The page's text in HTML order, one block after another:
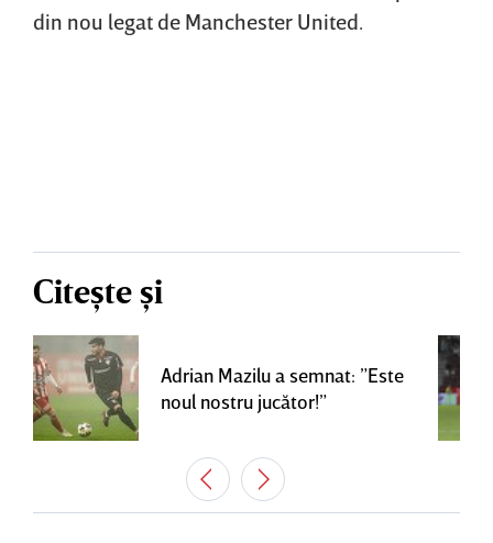
din nou legat de Manchester United.
Citește și
Adrian Mazilu a semnat: ”Este
noul nostru jucător!”